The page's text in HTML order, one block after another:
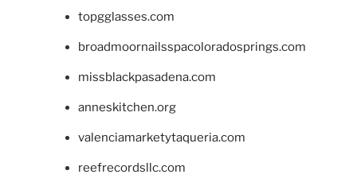
topgglasses.com
broadmoornailsspacoloradosprings.com
missblackpasadena.com
anneskitchen.org
valenciamarketytaqueria.com
reefrecordsllc.com